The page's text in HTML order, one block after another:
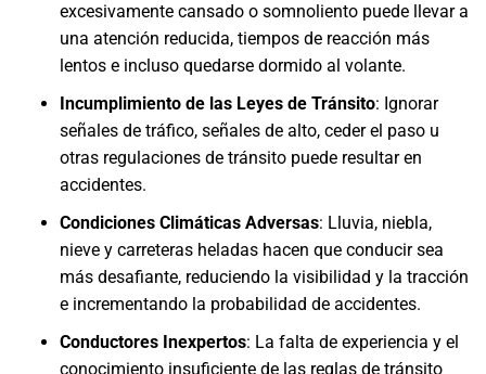
excesivamente cansado o somnoliento puede llevar a
una atención reducida, tiempos de reacción más
lentos e incluso quedarse dormido al volante.
Incumplimiento de las Leyes de Tránsito: Ignorar
señales de tráfico, señales de alto, ceder el paso u
otras regulaciones de tránsito puede resultar en
accidentes.
Condiciones Climáticas Adversas: Lluvia, niebla,
nieve y carreteras heladas hacen que conducir sea
más desafiante, reduciendo la visibilidad y la tracción
e incrementando la probabilidad de accidentes.
Conductores Inexpertos: La falta de experiencia y el
conocimiento insuficiente de las reglas de tránsito